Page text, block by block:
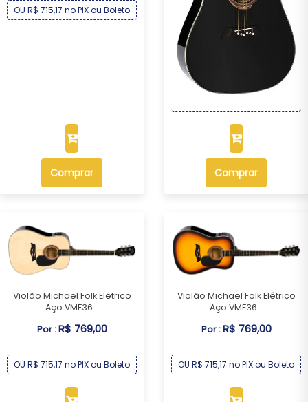
OU R$ 715,17 no PIX ou Boleto
Comprar
Violão Michael Folk Elétrico
Comprar
Violão Michael Folk Elétrico
Aço VMF36...
Por :R$ 769,00
OU R$ 715,17 no PIX ou Boleto
Violão Michael Folk Elétrico
Aço VMF36...
Por :R$ 769,00
OU R$ 715,17 no PIX ou Boleto